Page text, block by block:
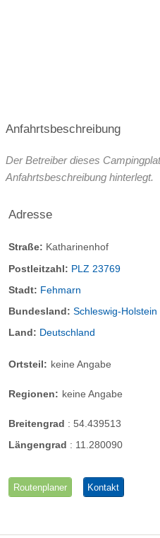
Anfahrtsbeschreibung
Der Betreiber dieses
Anfahrtsbeschreibung hinterlegt.
Adresse
Straße: Katharinenhof
Postleitzahl: PLZ 23769
Stadt: Fehmarn
Bundesland: Schleswig-Holstein
Land: Deutschland
Ortsteil: keine Angabe
Regionen: keine Angabe
Breitengrad : 54.439513
Längengrad : 11.280090
Routenplaner Kontakt